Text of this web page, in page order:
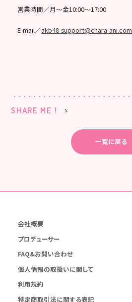
営業時間／月～金10:00～17:00
E-mail／akb48-support@chara-ani.com
SHARE ME !
一覧に戻る
会社概要
プロデューサー
FAQ&お問い合わせ
個人情報の取扱いに関して
利用規約
特定商取引法に関する表記